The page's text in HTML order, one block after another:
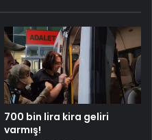
700 bin lira kira geliri
varmış!